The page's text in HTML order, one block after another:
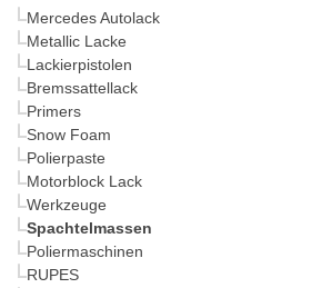
Mercedes Autolack
Metallic Lacke
Lackierpistolen
Bremssattellack
Primers
Snow Foam
Polierpaste
Motorblock Lack
Werkzeuge
Spachtelmassen
Poliermaschinen
RUPES